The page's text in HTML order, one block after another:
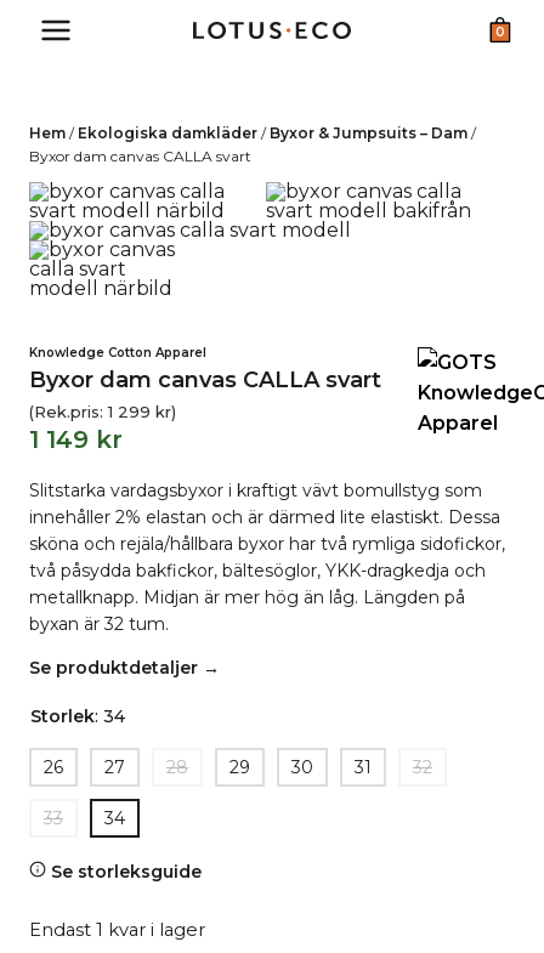
0
Hem / Ekologiska damkläder / Byxor & Jumpsuits – Dam /
Byxor dam canvas CALLA svart
Knowledge Cotton Apparel
Byxor dam canvas CALLA svart
(Rek.pris:1 299 kr)
1 149 kr
Slitstarka vardagsbyxor i kraftigt vävt bomullstyg som
innehåller 2% elastan och är därmed lite elastiskt. Dessa
sköna och rejäla/hållbara byxor har två rymliga sidofickor,
två påsydda bakfickor, bältesöglor, YKK-dragkedja och
metallknapp. Midjan är mer hög än låg. Längden på
byxan är 32 tum.
Se produktdetaljer →
Storlek: 34
26 27 28 29 30 31 32
33 34
Se storleksguide
Endast 1 kvar i lager